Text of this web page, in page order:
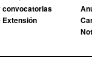
convocatorias
Extensión